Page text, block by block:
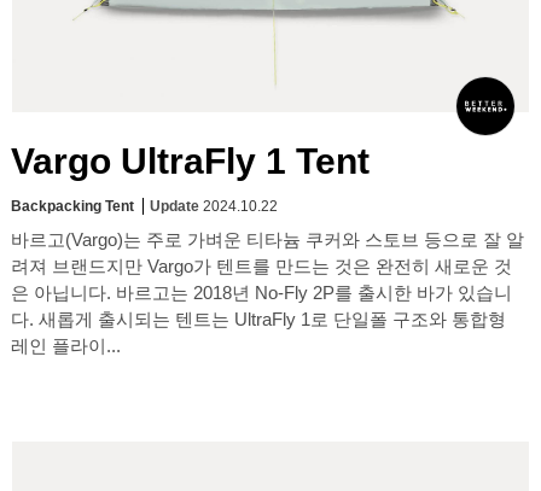
Vargo UltraFly 1 Tent
Backpacking Tent Update 2024.10.22
바르고(Vargo)는 주로 가벼운 티타늄 쿠커와 스토브 등으로 잘 알
려져 브랜드지만 Vargo가 텐트를 만드는 것은 완전히 새로운 것
은 아닙니다. 바르고는 2018년 No-Fly 2P를 출시한 바가 있습니
다. 새롭게 출시되는 텐트는 UltraFly 1로 단일폴 구조와 통합형
레인 플라이...